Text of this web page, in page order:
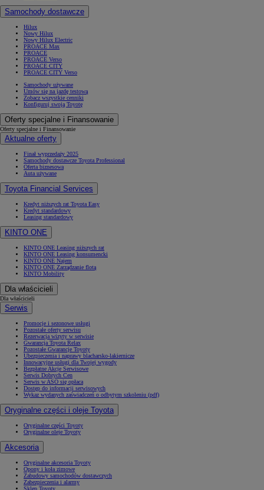
Samochody dostawcze
Hilux
Nowy Hilux
Nowy Hilux Electric
PROACE Max
PROACE
PROACE Verso
PROACE CITY
PROACE CITY Verso
Samochody używane
Umów się na jazdę testową
Zobacz wszystkie cenniki
Konfiguruj swoją Toyotę
Oferty specjalne i Finansowanie
Oferty specjalne i Finansowanie
Aktualne oferty
Finał wyprzedaży 2025
Samochody dostawcze Toyota Professional
Oferta biznesowa
Auta używane
Toyota Financial Services
Kredyt niższych rat Toyota Easy
Kredyt standardowy
Leasing standardowy
KINTO ONE
KINTO ONE Leasing niższych rat
KINTO ONE Leasing konsumencki
KINTO ONE Najem
KINTO ONE Zarządzanie flotą
KINTO Mobility
Dla właścicieli
Dla właścicieli
Serwis
Promocje i sezonowe usługi
Pozostałe oferty serwisu
Rezerwacja wizyty w serwisie
Gwarancja Toyota Relax
Pozostałe Gwarancje Toyoty
Ubezpieczenia i naprawy blacharsko-lakiernicze
Innowacyjne usługi dla Twojej wygody
Bezpłatne Akcje Serwisowe
Serwis Dobrych Cen
Serwis w ASO się opłaca
Dostęp do informacji serwisowych
Wykaz wydanych zaświadczeń o odbytym szkoleniu (pdf)
Oryginalne części i oleje Toyota
Oryginalne części Toyoty
Oryginalne oleje Toyoty
Akcesoria
Oryginalne akcesoria Toyoty
Opony i koła zimowe
Zabudowy samochodów dostawczych
Zabezpieczenia i alarmy
Sklep Toyoty